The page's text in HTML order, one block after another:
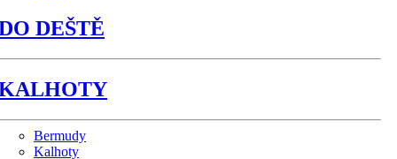
DEŠTĚ
Bermudy
Kalhoty